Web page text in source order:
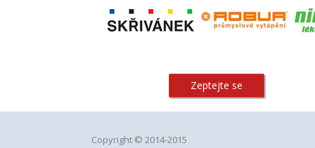
Zeptejte se
Copyright © 2014-2015